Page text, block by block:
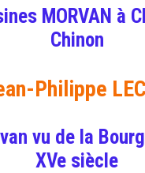
MORVAN à
Chinon
Philippe
vu de la
XVe siècle